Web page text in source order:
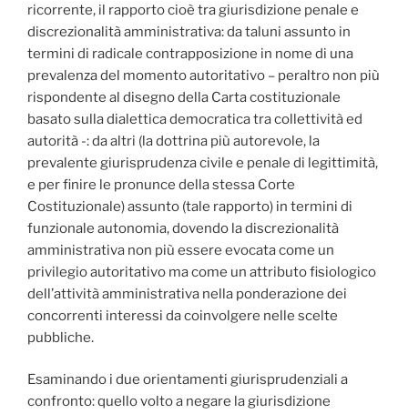
ricorrente, il rapporto cioè tra giurisdizione penale e
discrezionalità amministrativa: da taluni assunto in
termini di radicale contrapposizione in nome di una
prevalenza del momento autoritativo – peraltro non più
rispondente al disegno della Carta costituzionale
basato sulla dialettica democratica tra collettività ed
autorità -: da altri (la dottrina più autorevole, la
prevalente giurisprudenza civile e penale di legittimità,
e per finire le pronunce della stessa Corte
Costituzionale) assunto (tale rapporto) in termini di
funzionale autonomia, dovendo la discrezionalità
amministrativa non più essere evocata come un
privilegio autoritativo ma come un attributo fisiologico
dell’attività amministrativa nella ponderazione dei
concorrenti interessi da coinvolgere nelle scelte
pubbliche.
Esaminando i due orientamenti giurisprudenziali a
confronto: quello volto a negare la giurisdizione